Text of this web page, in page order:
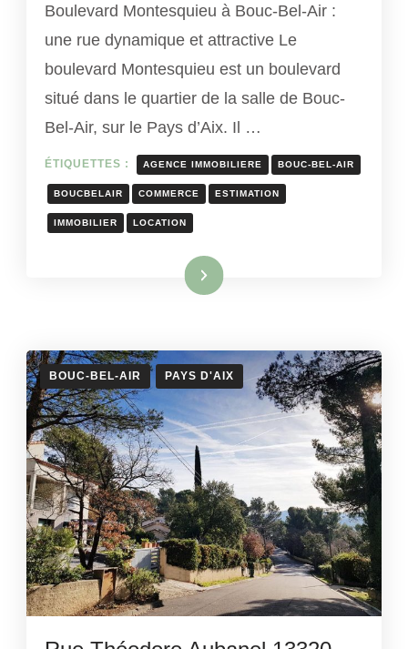
Boulevard Montesquieu à Bouc-Bel-Air :
une rue dynamique et attractive Le
boulevard Montesquieu est un boulevard
situé dans le quartier de la salle de Bouc-
Bel-Air, sur le Pays d’Aix. Il …
ÉTIQUETTES : AGENCE IMMOBILIERE BOUC-BEL-AIR
BOUCBELAIR COMMERCE ESTIMATION
IMMOBILIER LOCATION
Lire la suite
BOUC-BEL-AIR PAYS D'AIX